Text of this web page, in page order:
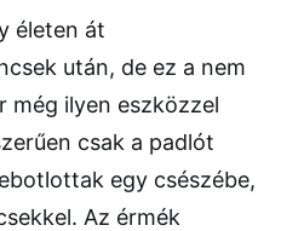
életen át
után, de ez a nem
még ilyen eszközzel
csak a padlót
egy csészébe,
Az érmék